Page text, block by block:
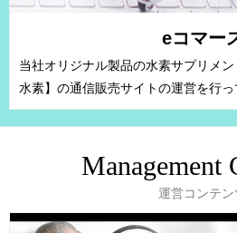
eコマー
当社オリジナル製品の水素サプリメ
水素】の通信販売サイトの運営を行っ
Management
運営コンテン